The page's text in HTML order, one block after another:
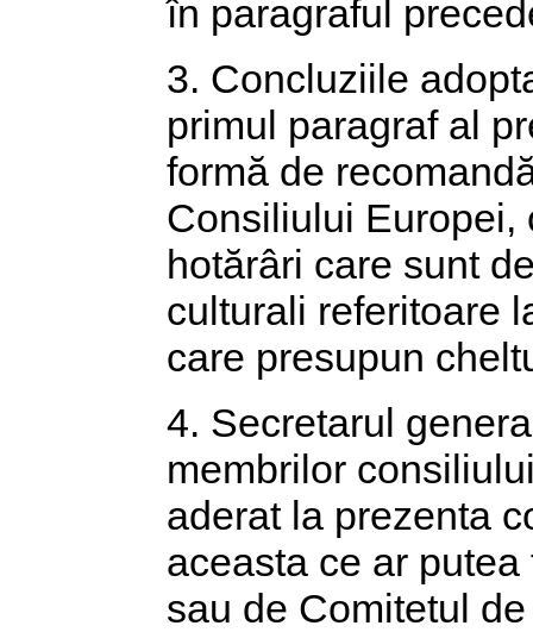
în paragraful
3. Concluziile
primul paragraf al
formă de
Consiliului Europei,
hotărâri care sunt
culturali referitoare
care presupun
4. Secretarul
membrilor
aderat la prezenta
aceasta ce ar
sau de Comitetul